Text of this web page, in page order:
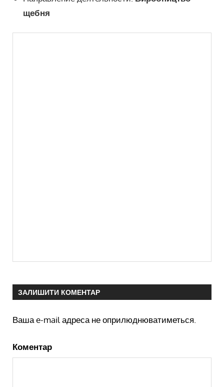
щебня
ЗАЛИШИТИ КОМЕНТАР
Ваша e-mail адреса не оприлюднюватиметься.
Коментар